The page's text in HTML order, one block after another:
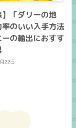
】「ダリーの地
のいい入手方法
ーの輸出におすす
22日